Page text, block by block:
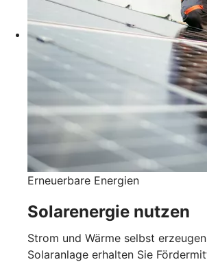
Erneuerbare Energien
Solarenergie nutzen
Strom und Wärme selbst
Solaranlage erhalten Sie